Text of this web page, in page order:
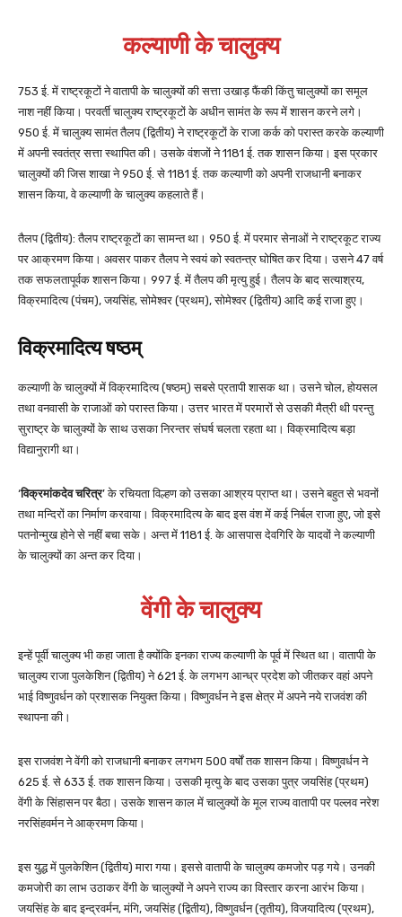
कल्याणी के चालुक्य
753 ई. में राष्ट्रकूटों ने वातापी के चालुक्यों की सत्ता उखाड़ फैंकी किंतु चालुक्यों का समूल
नाश नहीं किया। परवर्ती चालुक्य राष्ट्रकूटों के अधीन सामंत के रूप में शासन करने लगे।
950 ई. में चालुक्य सामंत तैलप (द्वितीय) ने राष्ट्रकूटों के राजा कर्क को परास्त करके कल्याणी
में अपनी स्वतंत्र सत्ता स्थापित की। उसके वंशजों ने 1181 ई. तक शासन किया। इस प्रकार
चालुक्यों की जिस शाखा ने 950 ई. से 1181 ई. तक कल्याणी को अपनी राजधानी बनाकर
शासन किया, वे कल्याणी के चालुक्य कहलाते हैं।
तैलप (द्वितीय): तैलप राष्ट्रकूटों का सामन्त था। 950 ई. में परमार सेनाओं ने राष्ट्रकूट राज्य
पर आक्रमण किया। अवसर पाकर तैलप ने स्वयं को स्वतन्त्र घोषित कर दिया। उसने 47 वर्ष
तक सफलतापूर्वक शासन किया। 997 ई. में तैलप की मृत्यु हुई। तैलप के बाद सत्याश्रय,
विक्रमादित्य (पंचम), जयसिंह, सोमेश्वर (प्रथम), सोमेश्वर (द्वितीय) आदि कई राजा हुए।
विक्रमादित्य षष्ठम्
कल्याणी के चालुक्यों में विक्रमादित्य (षष्ठम्) सबसे प्रतापी शासक था। उसने चोल, होयसल
तथा वनवासी के राजाओं को परास्त किया। उत्तर भारत में परमारों से उसकी मैत्री थी परन्तु
सुराष्ट्र के चालुक्यों के साथ उसका निरन्तर संघर्ष चलता रहता था। विक्रमादित्य बड़ा
विद्यानुरागी था।
‘विक्रमांकदेव चरित्र’ के रचियता विल्हण को उसका आश्रय प्राप्त था। उसने बहुत से भवनों
तथा मन्दिरों का निर्माण करवाया। विक्रमादित्य के बाद इस वंश में कई निर्बल राजा हुए, जो इसे
पतनोन्मुख होने से नहीं बचा सके। अन्त में 1181 ई. के आसपास देवगिरि के यादवों ने कल्याणी
के चालुक्यों का अन्त कर दिया।
वेंगी के चालुक्य
इन्हें पूर्वी चालुक्य भी कहा जाता है क्योंकि इनका राज्य कल्याणी के पूर्व में स्थित था। वातापी के
चालुक्य राजा पुलकेशिन (द्वितीय) ने 621 ई. के लगभग आन्ध्र प्रदेश को जीतकर वहां अपने
भाई विष्णुवर्धन को प्रशासक नियुक्त किया। विष्णुवर्धन ने इस क्षेत्र में अपने नये राजवंश की
स्थापना की।
इस राजवंश ने वेंगी को राजधानी बनाकर लगभग 500 वर्षों तक शासन किया। विष्णुवर्धन ने
625 ई. से 633 ई. तक शासन किया। उसकी मृत्यु के बाद उसका पुत्र जयसिंह (प्रथम)
वेंगी के सिंहासन पर बैठा। उसके शासन काल में चालुक्यों के मूल राज्य वातापी पर पल्लव नरेश
नरसिंहवर्मन ने आक्रमण किया।
इस युद्ध में पुलकेशिन (द्वितीय) मारा गया। इससे वातापी के चालुक्य कमजोर पड़ गये। उनकी
कमजोरी का लाभ उठाकर वेंगी के चालुक्यों ने अपने राज्य का विस्तार करना आरंभ किया।
जयसिंह के बाद इन्द्रवर्मन, मंगि, जयसिंह (द्वितीय), विष्णुवर्धन (तृतीय), विजयादित्य (प्रथम),